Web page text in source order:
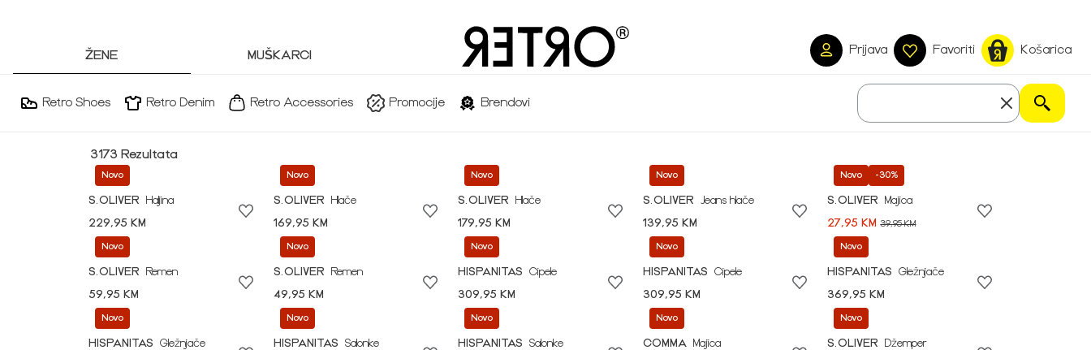
ŽENE MUŠKARCI Prijava Favoriti Košarica
Retro Shoes Retro Denim Retro Accessories Promocije Brendovi
3173 Rezultata
Novo
S.OLIVER
Haljina
229,95 KM
Novo
S.OLIVER
Hlače
169,95 KM
Novo
S.OLIVER
Hlače
179,95 KM
Novo
S.OLIVER
Jeans hlače
139,95 KM
Novo -30%
S.OLIVER
Majica
27,95 KM39,95 KM
Novo
S.OLIVER
Remen
59,95 KM
Novo
S.OLIVER
Remen
49,95 KM
Novo
HISPANITAS
Cipele
309,95 KM
Novo
HISPANITAS
Cipele
309,95 KM
Novo
HISPANITAS
Gležnjače
369,95 KM
Novo
HISPANITAS
Gležnjače
Novo
HISPANITAS
Salonke
Novo
HISPANITAS
Salonke
Novo
COMMA
Majica
Novo
S.OLIVER
Džemper